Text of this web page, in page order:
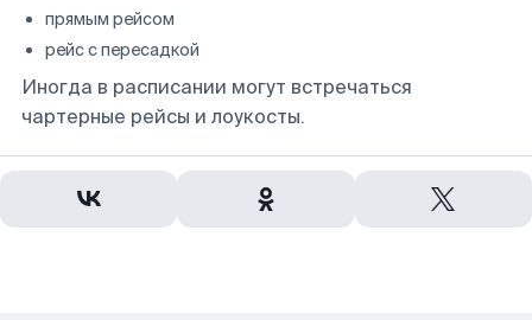
прямым рейсом
рейс с пересадкой
Иногда в расписании могут встречаться
чартерные рейсы и лоукосты.